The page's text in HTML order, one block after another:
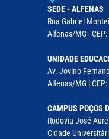
SEDE - ALFENAS
Rua Gabriel
Alfenas/MG -
UNIDADE
Av. Jovino
Alfenas/MG |
CAMPUS POÇOS
Rodovia José
Cidade